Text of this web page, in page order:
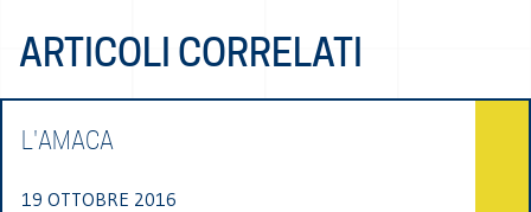
ARTICOLI CORRELATI
L'AMACA
19 OTTOBRE 2016